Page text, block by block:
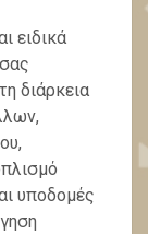
ειδικά
διάρκεια
υποδομές